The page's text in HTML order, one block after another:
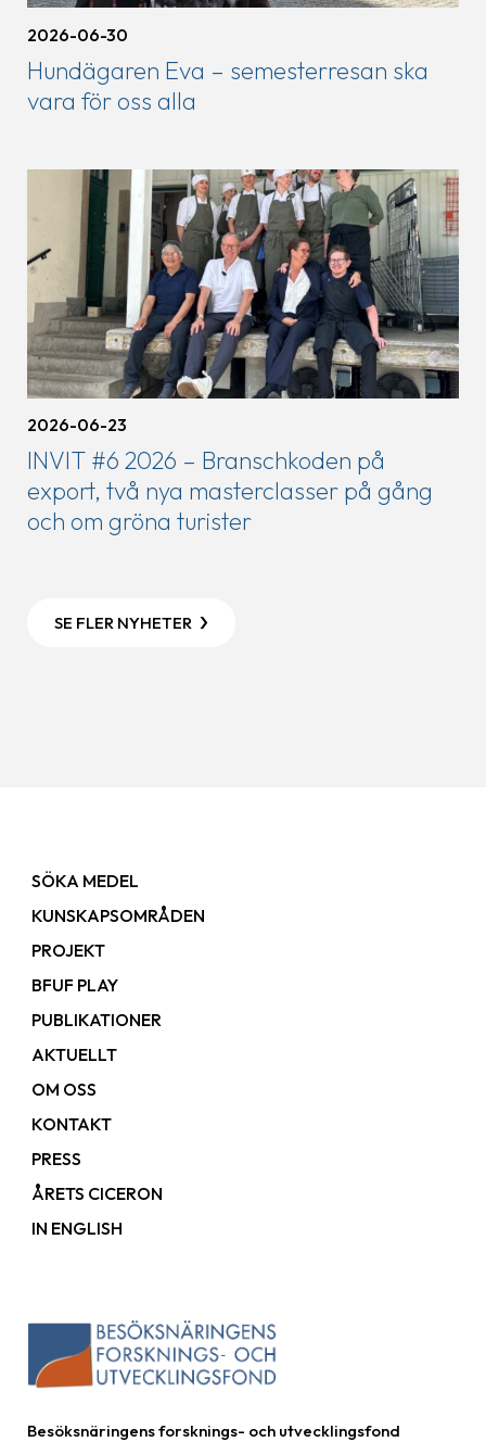
Hundägaren Eva – semesterresan ska
vara för oss alla
2026-06-30
INVIT #6 2026 – Branschkoden på
export, två nya masterclasser på gång
och om gröna turister
2026-06-23
SE FLER NYHETER
Besöksnäringens forsknings- och utvecklingsfond
SÖKA MEDEL
KUNSKAPSOMRÅDEN
PROJEKT
BFUF PLAY
PUBLIKATIONER
AKTUELLT
OM OSS
KONTAKT
PRESS
ÅRETS CICERON
IN ENGLISH